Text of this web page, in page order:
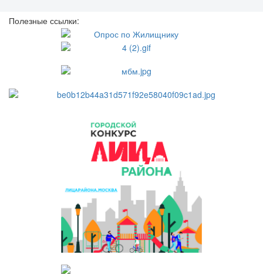
Полезные ссылки: